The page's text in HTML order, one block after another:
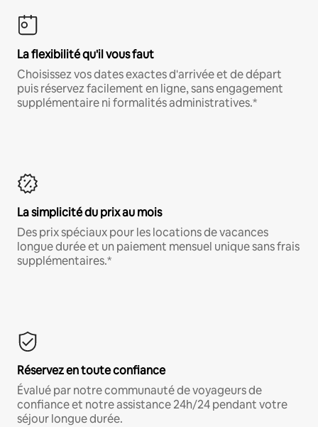
La flexibilité qu'il vous faut
Choisissez vos dates exactes d'arrivée et de départ
puis réservez facilement en ligne, sans engagement
supplémentaire ni formalités administratives.*
La simplicité du prix au mois
Des prix spéciaux pour les locations de vacances
longue durée et un paiement mensuel unique sans frais
supplémentaires.*
Réservez en toute confiance
Évalué par notre communauté de voyageurs de
confiance et notre assistance 24h/24 pendant votre
séjour longue durée.